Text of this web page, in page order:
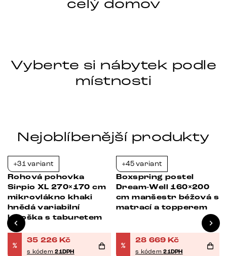
celý domov
Vyberte si nábytek podle
místnosti
Obývací pokoj Ložnice
Nejoblíbenější produkty
Bestseller
+31 variant
Rohová pohovka
Sirpio XL 270×170 cm
mikrovlákno khaki
hnědá variabilní
lenoška s taburetem
%
35 226 Kč
s kódem21DPH
Bestseller
+45 variant
Boxspring postel
Dream-Well 160×200
cm manšestr béžová s
matrací a topperem
%
28 669 Kč
s kódem21DPH